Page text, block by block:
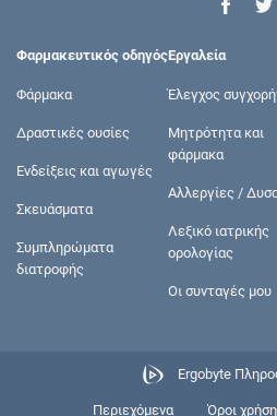
Φαρμακευτικός οδηγός
Φάρμακα
Δραστικές ουσίες
Ενδείξεις και αγωγές
Σκευάσματα
Συμπληρώματα
διατροφής
Εργαλεία
Έλεγχος
Μητρότητα και
φάρμακα
Αλλεργίες /
Λεξικό ιατρικής
ορολογίας
Οι συνταγές μου
Ergobyte
Περιεχόμενα Όροι